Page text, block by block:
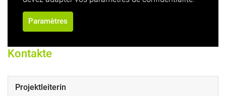
Paramètres
Kontakte
Projektleiterin